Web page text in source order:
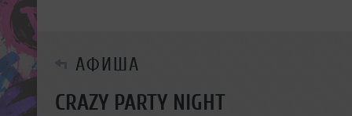
АФИША
CRAZY PARTY NIGHT